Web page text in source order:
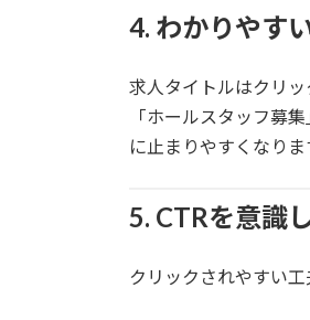
4. わかりやす
求人タイトルはクリッ
「ホールスタッフ募
に止まりやすくなりま
5. CTRを意識
クリックされやすい工